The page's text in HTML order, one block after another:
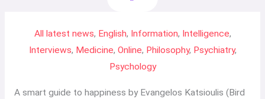
All latest news, English, Information, Intelligence,
Interviews, Medicine, Online, Philosophy, Psychiatry,
Psychology
A smart guide to happiness by Evangelos Katsioulis (Bird